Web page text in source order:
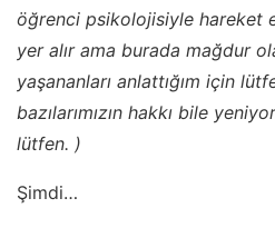
öğrenci psikolojisiyle hareket
yer alır ama burada mağdur
yaşananları anlattığım için
bazılarımızın hakkı bile
lütfen. )
Şimdi…